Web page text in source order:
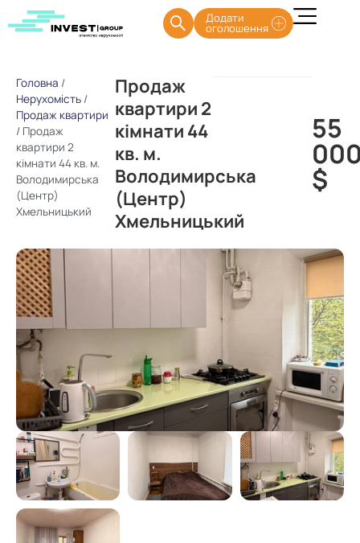
Додати
оголошення
Головна /
Нерухомість /
Продаж квартири
/ Продаж
квартири 2
кімнати 44 кв. м.
Володимирська
(Центр)
Хмельницький
Продаж
квартири 2
кімнати 44
кв. м.
Володимирська
(Центр)
Хмельницький
55
$